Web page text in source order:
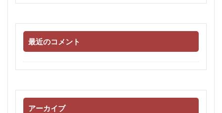
最近のコメント
アーカイブ